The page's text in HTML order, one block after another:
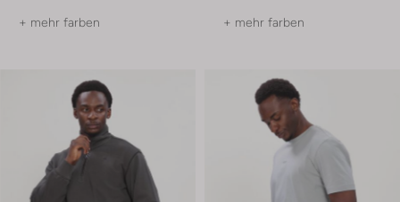
+ mehr farben + mehr farben